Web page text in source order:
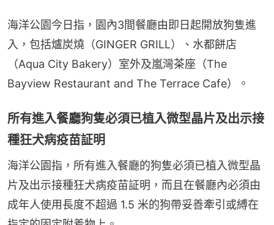
海洋公園今日指，園內3間餐廳由即日起開放狗隻進
入，包括爐炭燒（GINGER GRILL）、水都餅店
（Aqua City Bakery）室外及嵐灣茶座（The
Bayview Restaurant and The Terrace Cafe）。
所有進入餐廳狗隻必須已植入微型晶片及出示接
種狂犬病疫苗証明
海洋公園指，所有進入餐廳的狗隻必須已植入微型晶
片及出示接種狂犬病疫苗証明，而且在餐廳內必須由
成年人使用長度不超過 1.5 米的狗帶妥善牽引或縛在